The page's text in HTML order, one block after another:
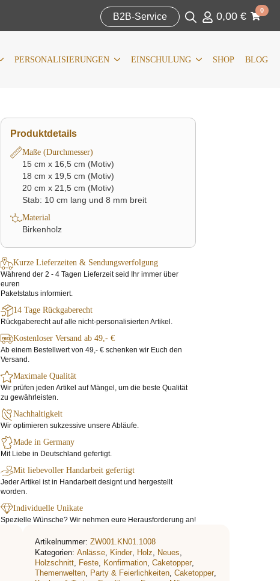
B2B-Service
Search
0,00 € 0
PERSONALISIERUNGEN EINSCHULUNG SHOP BLOG
for:
KOMMUNION/KONFIRMATION SHOP BLOG
Produktdetails
Maße (Durchmesser)
15 cm x 16,5 cm (Motiv)
18 cm x 19,5 cm (Motiv)
20 cm x 21,5 cm (Motiv)
Stab: 10 cm lang und 8 mm breit
Material
Birkenholz
Kurze Lieferzeiten & Sendungsverfolgung
Während der 2 - 4 Tagen Lieferzeit seid Ihr immer über
euren
Paketstatus informiert.
14 Tage Rückgaberecht
Rückgaberecht auf alle nicht-personalisierten Artikel.
Kostenloser Versand ab 49,- €
Ab einem Bestellwert von 49,- € schenken wir Euch den
Versand.
Maximale Qualität
Wir prüfen jeden Artikel auf Mängel, um die beste Qualität
zu gewährleisten.
Nachhaltigkeit
Wir optimieren sukzessive unsere Abläufe.
Made in Germany
Mit Liebe in Deutschland gefertigt.
Mit liebevoller Handarbeit gefertigt
Jeder Artikel ist in Handarbeit designt und hergestellt
worden.
Individuelle Unikate
Spezielle Wünsche? Wir nehmen eure Herausforderung an!
Artikelnummer:ZW001.KN01.1008
Kategorien:Anlässe Kinder Holz Neues
Holzschnitt Feste Konfirmation ,Caketopper
Themenwelten Party & Feierlichkeiten ,Caketopper